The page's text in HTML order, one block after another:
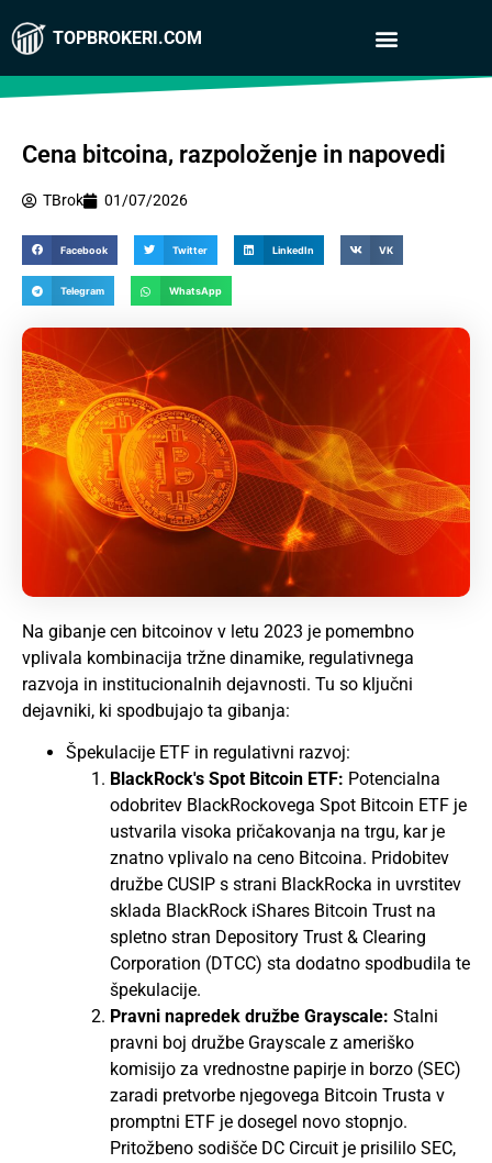
TOPBROKERI.COM
Cena bitcoina, razpoloženje in napovedi
TBrok 01/07/2026
Facebook Twitter LinkedIn VK
Telegram WhatsApp
Na gibanje cen bitcoinov v letu 2023 je pomembno
vplivala kombinacija tržne dinamike, regulativnega
razvoja in institucionalnih dejavnosti. Tu so ključni
dejavniki, ki spodbujajo ta gibanja:
Špekulacije ETF in regulativni razvoj:
BlackRock's Spot Bitcoin ETF: Potencialna
odobritev BlackRockovega Spot Bitcoin ETF je
ustvarila visoka pričakovanja na trgu, kar je
znatno vplivalo na ceno Bitcoina. Pridobitev
družbe CUSIP s strani BlackRocka in uvrstitev
sklada BlackRock iShares Bitcoin Trust na
spletno stran Depository Trust & Clearing
Corporation (DTCC) sta dodatno spodbudila te
špekulacije​​​.
Pravni napredek družbe Grayscale: Stalni
pravni boj družbe Grayscale z ameriško
komisijo za vrednostne papirje in borzo (SEC)
zaradi pretvorbe njegovega Bitcoin Trusta v
promptni ETF je dosegel novo stopnjo.
Pritožbeno sodišče DC Circuit je prisililo SEC,